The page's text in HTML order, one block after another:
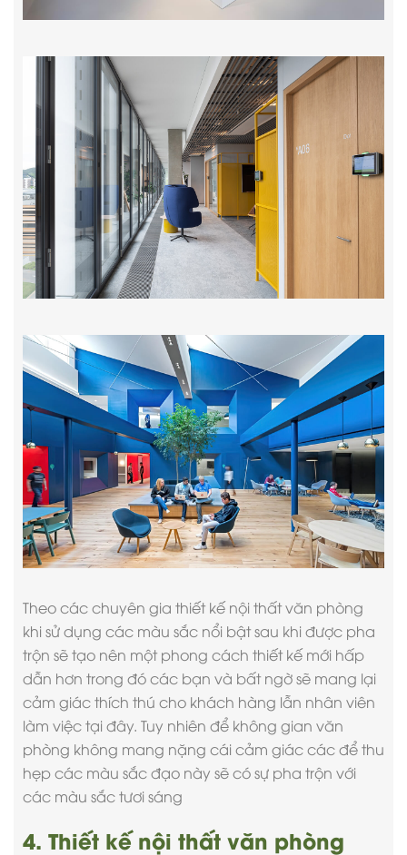
Theo các chuyên gia thiết kế nội thất văn phòng
khi sử dụng các màu sắc nổi bật sau khi được pha
trộn sẽ tạo nên một phong cách thiết kế mới hấp
dẫn hơn trong đó các bạn và bất ngờ sẽ mang lại
cảm giác thích thú cho khách hàng lẫn nhân viên
làm việc tại đây. Tuy nhiên để không gian văn
phòng không mang nặng cái cảm giác các để thu
hẹp các màu sắc đạo này sẽ có sự pha trộn với
các màu sắc tươi sáng
4. Thiết kế nội thất văn phòng